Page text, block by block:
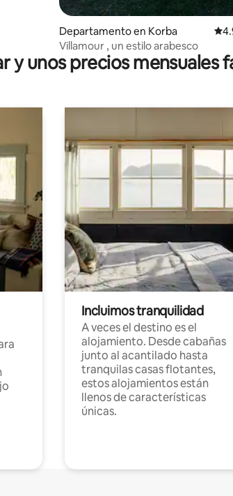
Departamento en Korba
Villamour , un estilo arabesco
y unos precios mensuales
Incluimos tranquilidad
A veces el destino es el
alojamiento. Desde cabañas
junto al acantilado hasta
tranquilas casas flotantes,
estos alojamientos están
llenos de características
únicas.